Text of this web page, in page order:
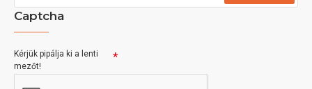
Captcha
Kérjük pipálja ki a lenti
mezőt!